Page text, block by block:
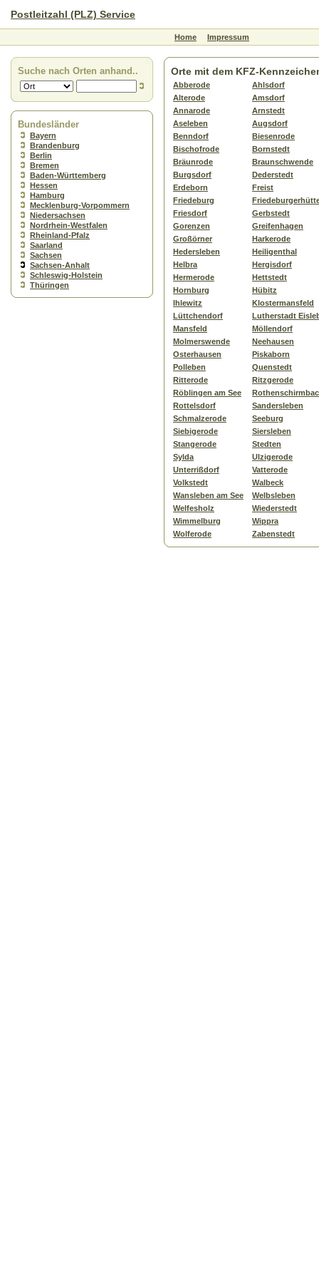
Postleitzahl (PLZ) Service
Home Impressum
Suche nach Orten anhand..
Bundesländer
Bayern
Brandenburg
Berlin
Bremen
Baden-Württemberg
Hessen
Hamburg
Mecklenburg-Vorpommern
Niedersachsen
Nordrhein-Westfalen
Rheinland-Pfalz
Saarland
Sachsen
Sachsen-Anhalt
Schleswig-Holstein
Thüringen
Orte mit dem KFZ-
Abberode
Ahlsdorf
Alterode
Amsdorf
Annarode
Arnstedt
Aseleben
Augsdorf
Benndorf
Biesenrode
Bischofrode
Bornstedt
Bräunrode
Braunschwende
Burgsdorf
Dederstedt
Erdeborn
Freist
Friedeburg
Friesdorf
Gerbstedt
Gorenzen
Greifenhagen
Großörner
Harkerode
Hedersleben
Heiligenthal
Helbra
Hergisdorf
Hermerode
Hettstedt
Hornburg
Hübitz
Ihlewitz
Klostermansfeld
Lüttchendorf
Lutherstadt
Mansfeld
Möllendorf
Molmerswende
Neehausen
Osterhausen
Piskaborn
Polleben
Quenstedt
Ritterode
Ritzgerode
Röblingen am See
Rottelsdorf
Sandersleben
Schmalzerode
Seeburg
Siebigerode
Siersleben
Stangerode
Stedten
Sylda
Ulzigerode
Unterrißdorf
Vatterode
Volkstedt
Walbeck
Wansleben am See
Welbsleben
Welfesholz
Wiederstedt
Wimmelburg
Wippra
Wolferode
Zabenstedt